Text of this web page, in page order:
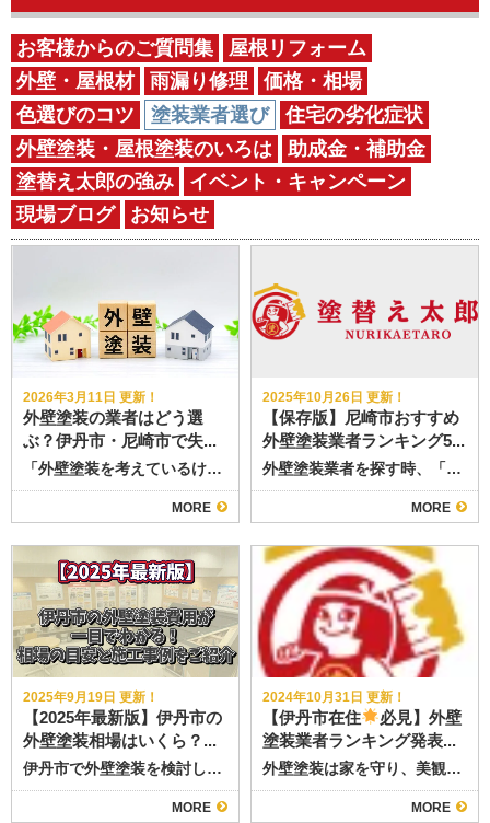
お客様からのご質問集
屋根リフォーム
外壁・屋根材
雨漏り修理
価格・相場
色選びのコツ
塗装業者選び
住宅の劣化症状
外壁塗装・屋根塗装のいろは
助成金・補助金
塗替え太郎の強み
イベント・キャンペーン
現場ブログ
お知らせ
2026年3月11日 更新！
外壁塗装の業者はどう選
ぶ？伊丹市・尼崎市で失...
「外壁塗装を考えているけど、どの業者に頼めばいいのかわからない…」 外壁塗装は人生の中で何度も行う工事ではありません。 そのため、 価格が適正なのかわからない 悪い業者に当たったらどうしよう 見積もりがバラバラで比較できない といった不安を感じる方がとても多いです。 実際、リフォーム関連のトラブル相談は毎年多く寄せられており、 業者選びは外壁塗装の成功を左右する重要なポイントです。 この記事では、兵庫県伊丹市・尼崎市周辺で外壁塗装を検討している方に向けて、失敗しない業者選びのポイントをわかりやすく解説します。 外壁塗装業者にはどんな種類がある？ まず知っておきたいのが、外壁塗装を依頼できる業者にはいくつか種類があるということです。 ハウスメーカー 新築を建てた会社がそのまま塗装も請け負うケースです。 特徴 安心感がある 価格は高くなりやすい 実際の施工は下請け塗装会社が多い リフォーム会社 屋根や内装なども含めて住宅全体の工事を扱う会社です。 特徴 窓口が一本化できる 塗装専門ではない場合もある 塗装専門店 外壁塗装・屋根塗装を専門にしている会社です。 特徴 塗装の知識・経験が豊富 自社職人施工の場合も多い 比較的価格が適正 業者選びで一番大切なのは「相見積もり」 外壁塗装では、2〜3社から見積もりを取ることが基本です。 複数の会社の見積もりを比較することで 工事内容 使用する塗料 価格の相場 が見えてきます。 ただし注意点として、価格だけで決めないことが大切です。 安い見積もりでも塗料のグレードが低かったり、工程が省略されている可能性もあります。 良い外壁塗装業者を見極める5つのポイント ここからは、実際に業者を選ぶときにチェックしたいポイントをご紹介します。 ① 現地調査をしっかりしてくれる 信頼できる業者は、建物の状態をしっかり確認します。 外壁のひび割れ 塗膜の劣化 コーキングの状態 屋根の劣化 などを細かくチェックします。 逆に、10〜15分程度で終わるような簡単な調査は注意が必要と言われています。 ② 見積書の内容が細かい 見積書でチェックしたいポイントは 塗料のメーカー 商品名 塗装面積 塗装回数（基本は3回塗り） などが具体的に書かれているかです。 「外壁塗装一式」など、内容が曖昧な見積書は注意が必要です。 ③ 地域密着の会社かどうか 伊丹市・尼崎市のような住宅密集エリアでは、 近隣配慮 足場設置 騒音対策 などが重要になります。 地域密着の会社は 近隣対応 トラブル時の対応 アフターフォロー が早いというメリットがあります。 ④ 保証やアフターフォローがある 外壁塗装は、工事後すぐではなく数年後に不具合が出ることもあります。 そのため 工事保証 塗料メーカー保証 定期点検 などがある会社を選ぶことが大切です。 ⑤ 契約を急がせない 注意したい業者の特徴として 「今日契約なら大幅値引き」 「今すぐ工事しないと危険」 など契約を急がせる営業があります。 外壁塗装は高額工事です。 ゆっくり検討させてくれる会社の方が信頼できる場合が多いです。 伊丹市・尼崎市で外壁塗装をする際のポイント この地域は 築20〜30年の住宅が多い 密集住宅が多い 台風や雨の影響を受けやすい という特徴があります。 そのため外壁塗装では 防水性の高い塗料 コーキングの打ち替え 屋根と外壁の同時メンテナンス を検討する方が多い地域でもあります。 また近隣住宅との距離が近いため、近隣挨拶や施工マナーがしっかりした業者を選ぶことも重要です。 まとめ｜外壁塗装は「業者選び」でほぼ決まる 外壁塗装で後悔しないためには、業者選びが最も重要です。 ポイントをまとめると 2〜3社の相見積もりを取る 現地調査をしっかり行う会社を選ぶ 見積書の内容を細かく確認する 保証やアフターサービスを確認する 地域密着の会社を選ぶ 外壁塗装は決して安い工事ではありません。 だからこそ、価格だけではなく「信頼できる業者かどうか」を基準に選ぶことが大切です。 伊丹市・尼崎市で外壁塗装をご検討の方は、ぜひ参考にしてみてください。
MORE
2025年10月26日 更新！
【保存版】尼崎市おすすめ
外壁塗装業者ランキング5...
外壁塗装業者を探す時、「どの会社が信頼できる？」「保証はちゃんとしてる？」と不安になる方は多いです。 この記事では、尼崎市エリアで人気の外壁塗装業者を、 口コミ評価・保証制度・アフターフォローの3軸で徹底比較し おすすめランキングとしてご紹介します。 外壁塗装の失敗を防ぐために、ぜひ最後までご覧ください。 外壁塗装業者選びの3つのポイント ① 口コミ評価のチェック 実際の施工満足度を知る最重要ポイント スタッフ対応や施工後の不具合対応まで確認 高評価だけでなく低評価もチェックして改善姿勢を確認 ② アフターフォロー体制 定期点検がある業者は長期的に安心 小さな相談に迅速対応できるかが信頼性に直結 近隣挨拶やごみ処理など配慮ができる会社はトラブルが少ない ③ 保証制度の内容と明確さ 「最長10年・15年」といった長期保証が理想 対象範囲（塗膜の剥離のみ等）を要確認 塗料メーカー保証とは別の自社保証があると安心 【尼崎市】外壁塗装おすすめ業者ランキング ※以下の情報は2025年10月時点のGoogleクチコミ等を参考評価 ※見積もりは全社無料 第1位：塗替え太郎（株式会社イーテック） Google評価：★4.8（171件） 保証期間：最長10年 塗替え太郎は、尼崎市・伊丹市で最も「安心して選びやすい会社」と評価できます。 他社と比較しても 実績を裏付ける口コミ件数が圧倒的 保証期間が明確で長期的な安心が持てる 定期点検など施工後のフォローが徹底 特に外壁塗装の失敗原因となりやすい 「保証内容の不安」 「施工管理の行き届かなさ」をしっかりカバー。 施工の質と保証、その両方を妥協したくない方に最適な選択肢です。 第2位：ペイントはなまる Google評価：★4.8（24件） 保証期間：最長10年（屋根は5年） おすすめポイント コストパフォーマンスが高い クチコミでも誠実な対応が評価 注意点 屋根の保証期間が外壁より短い点は事前確認を 第3位：プロタイムズ塚口店（株式会社DOOR） Google評価：★4.9（22件） 保証期間：5～10年 おすすめポイント 大手フランチャイズの信頼性 保証制度が塗料仕様に応じて選べる 注意点 保証の適応条件は事前に細かく確認を 第4位：阪神ペイント Google評価：★4.9（37件） 保証期間：公式記載なし おすすめポイント 高い施工品質がクチコミで証明 注意点 保証制度の内容は要確認 第5位：吉田塗装 Google評価：なし 保証期間：3～12年 おすすめポイント 個人店ならではの丁寧な施工 保証期間は状況により最長12年 注意点 口コミが非掲載で情報量が少なめ まとめ｜業者別 比較表 業者名 口コミ評価 保証内容 安心感 塗替え太郎 ◎ ◎ ◎ ペイントはなまる ○ ○ ○ プロタイムズ塚口店 ○ △ ○ 阪神ペイント ○ × △ 吉田塗装 × ○ △ まとめ｜結局どこに頼むべき？ 結論として、口コミ件数・評価・保証制度の明確さ すべてを高水準で満たしている
MORE
2025年9月19日 更新！
【2025年最新版】伊丹市の
外壁塗装相場はいくら？...
伊丹市で外壁塗装を検討している方へ 伊丹市は戸建て住宅が多く、築15年以上の家では外壁や屋根の劣化が進んでいます。 「そろそろ塗装を考えたいけど、いくらぐらいかかるの？」というお悩みをお持ちの方に向けて、 相場や注意点を分かりやすく解説します。 伊丹市の外壁塗装相場【30坪前後の戸建て】 シリコン塗料：70万～110万円 ラジカル制御型塗料：80万～120万円 フッ素塗料：100万～140万円 無機塗料：110万～160万円
MORE
2024年10月31日 更新！
【伊丹市在住
必見】外壁
塗装業者ランキング発表...
外壁塗装は家を守り、美観を保つために不可欠な作業です。 兵庫県伊丹市在住の方で、評判の良い外壁塗装業者を探している方、朗報です
MORE